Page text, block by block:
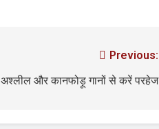
Previous:
अश्लील और कानफोड़ू गानों से करें परहेज